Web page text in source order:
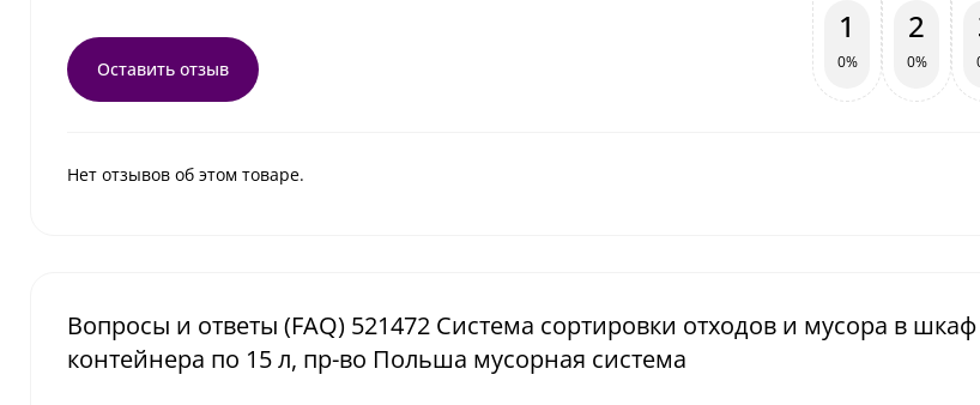
Оставить отзыв
1
0%
2
0%
Нет отзывов об этом товаре.
Вопросы и ответы (FAQ) 521472 Система сортировки отходов и мусора в
контейнера по 15 л, пр-во Польша мусорная система